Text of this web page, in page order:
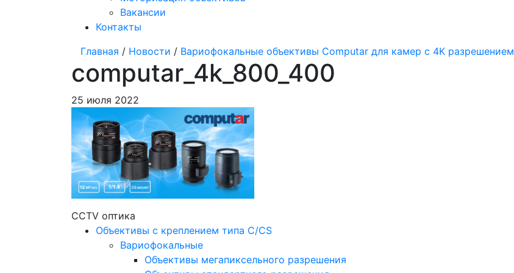
Вакансии
Контакты
Главная / Новости / Вариофокальные объективы Computar для камер c 4K разрешением
computar_4k_800_400
25 июля 2022
CCTV оптика
Объективы с креплением типа C/CS
Вариофокальные
Объективы мегапиксельного разрешения